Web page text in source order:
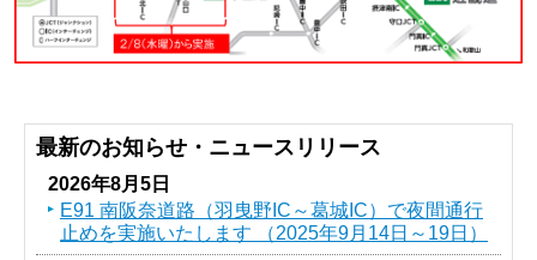
最新のお知らせ・ニュースリリース
2026年8月5日
E91 南阪奈道路（羽曳野IC～葛󠄀城IC）で夜間通行
止めを実施いたします （2025年9月14日～19日）